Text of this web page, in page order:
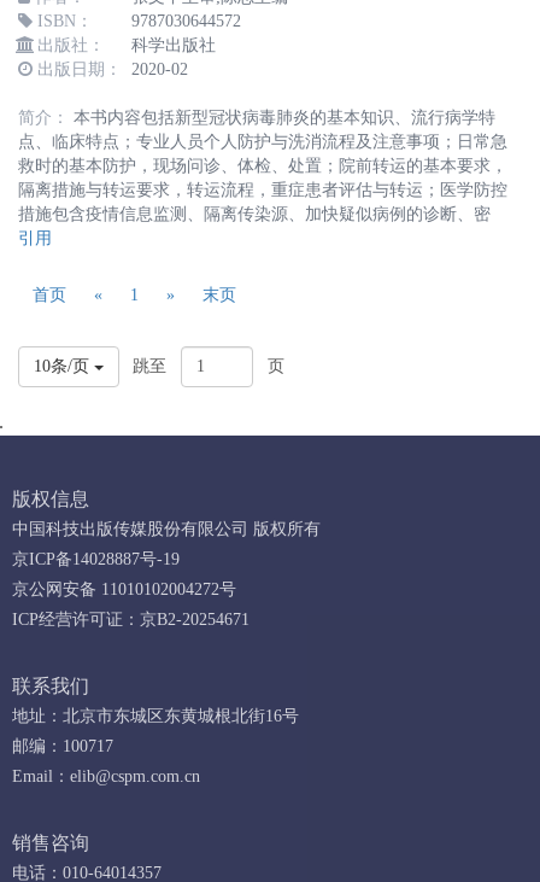
ISBN：
9787030644572
出版社：
科学出版社
出版日期：
2020-02
简介：
本书内容包括新型冠状病毒肺炎的基本知识、流行病学特
点、临床特点；专业人员个人防护与洗消流程及注意事项；日常急
救时的基本防护，现场问诊、体检、处置；院前转运的基本要求，
隔离措施与转运要求，转运流程，重症患者评估与转运；医学防控
措施包含疫情信息监测、隔离传染源、加快疑似病例的诊断、密
引用
首页 « 1 » 末页
10条/页 跳至 页
版权信息
中国科技出版传媒股份有限公司 版权所有
京ICP备14028887号-19
京公网安备 11010102004272号
ICP经营许可证：京B2-20254671
联系我们
地址：北京市东城区东黄城根北街16号
邮编：100717
Email： elib@cspm.com.cn
销售咨询
电话：010-64014357